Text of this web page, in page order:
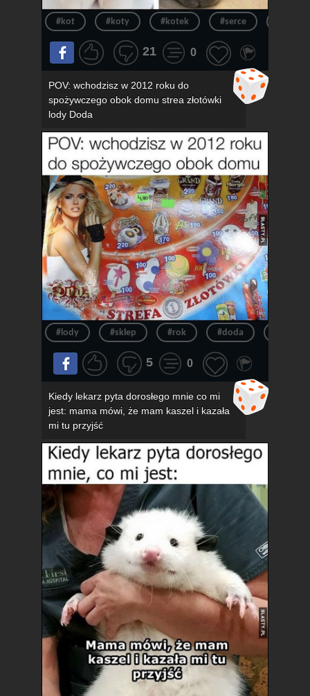
#kot #koty #kotek #serce
21 0
POV: wchodzisz w 2012 roku do
spożywczego obok domu strea złotówki
lody Doda
#lody #sklep #rok #doda
5 0
Kiedy lekarz pyta dorosłego mnie co mi
jest: mama mówi, że mam kaszel i kazała
mi tu przyjść